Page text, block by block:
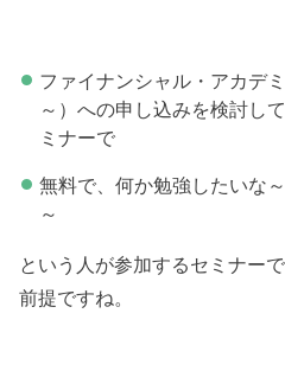
ファイナンシャル・アカデ
～）への申し込みを検討し
ミナーで
無料で、何か勉強したいな
～
という人が参加するセミナー
前提ですね。